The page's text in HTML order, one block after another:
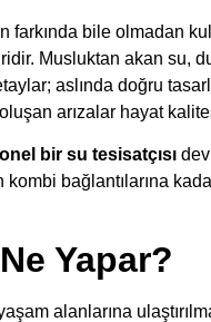
farkında bile olmadan
Musluktan akan su,
aslında doğru
arızalar hayat
bir su tesisatçısı
bağlantılarına
Yapar?
alanlarına